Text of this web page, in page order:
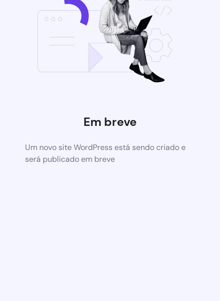
Em breve
Um novo site WordPress está sendo criado e
será publicado em breve